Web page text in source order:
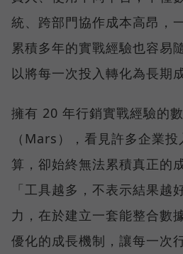
統、跨部門協作成本高昂，
累積多年的實戰經驗也容易
以將每一次投入轉化為長期
擁有 20 年行銷實戰經驗的
（Mars），看見許多企業
算，卻始終無法累積真正的
「工具越多，不表示結果越
力，在於建立一套能整合數
優化的成長機制，讓每一次